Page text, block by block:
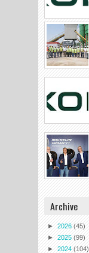
Archive
► 2026 (45)
► 2025 (99)
► 2024 (104)